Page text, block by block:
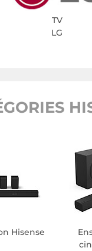
TV
LG
Hisense